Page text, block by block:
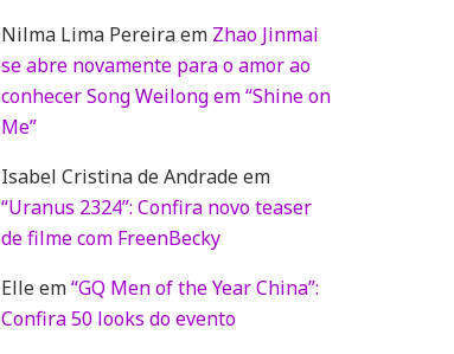
Nilma Lima Pereiraem Zhao Jinmai
se abre novamente para o amor ao
conhecer Song Weilong em “Shine on
Me”
Isabel Cristina de Andradeem
“Uranus 2324”: Confira novo teaser
de filme com FreenBecky
Elleem“GQ Men of the Year China”:
Confira 50 looks do evento